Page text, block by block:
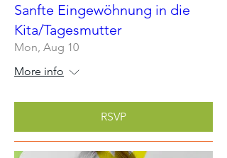
Sanfte Eingewöhnung in die
Kita/Tagesmutter
Mon, Aug 10
More info
RSVP